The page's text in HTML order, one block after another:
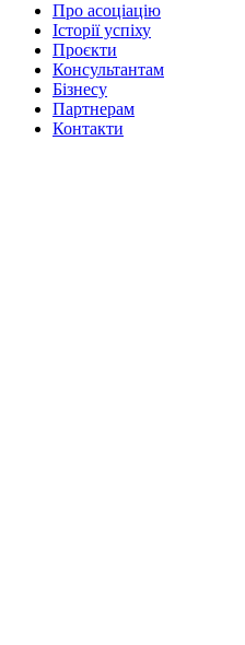
Про асоціацію
Історії успіху
Проєкти
Консультантам
Бізнесу
Партнерам
Контакти